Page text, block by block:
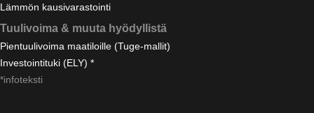
Lämmön kausivarastointi
Tuulivoima & muuta hyödyllistä
Pientuulivoima maatiloille (Tuge-mallit)
Investointituki (ELY) *
*infoteksti